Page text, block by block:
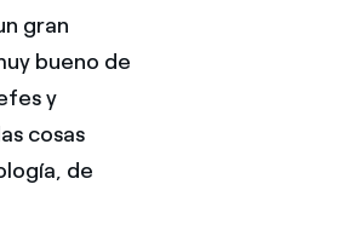
gran
bueno de
y
cosas
de